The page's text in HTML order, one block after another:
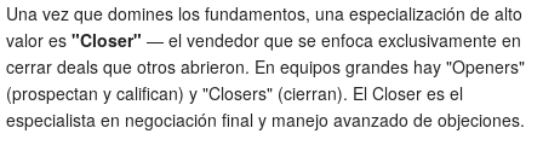
Una vez que domines los fundamentos, una especialización de alto
valor es "Closer" — el vendedor que se enfoca exclusivamente en
cerrar deals que otros abrieron. En equipos grandes hay "Openers"
(prospectan y califican) y "Closers" (cierran). El Closer es el
especialista en negociación final y manejo avanzado de objeciones.